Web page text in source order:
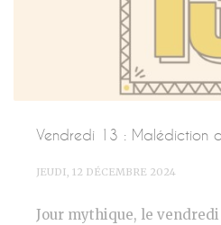
Vendredi 13 : Malédiction
JEUDI, 12 DÉCEMBRE 2024
Jour mythique, le